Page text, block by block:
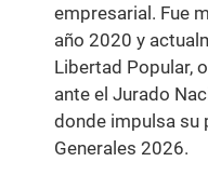
empresarial. Fue
año 2020 y
Libertad Popular,
ante el Jurado
donde impulsa su
Generales 2026.